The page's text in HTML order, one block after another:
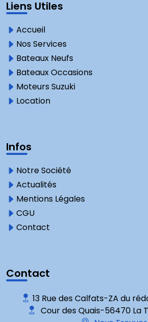
Liens Utiles
Accueil
Nos Services
Bateaux Neufs
Bateaux Occasions
Moteurs Suzuki
Location
Infos
Notre Société
Actualités
Mentions Légales
CGU
Contact
Contact
13 Rue des Calfats-ZA du
Cour des Quais-56470 La